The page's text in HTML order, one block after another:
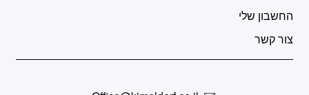
החשבון שלי
צור קשר